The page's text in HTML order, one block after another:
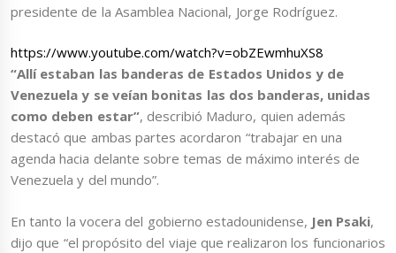
presidente de la Asamblea Nacional, Jorge Rodríguez.
https://www.youtube.com/watch?v=obZEwmhuXS8
“Allí estaban las banderas de Estados Unidos y de
Venezuela y se veían bonitas las dos banderas, unidas
como deben estar”, describió Maduro, quien además
destacó que ambas partes acordaron “trabajar en una
agenda hacia delante sobre temas de máximo interés de
Venezuela y del mundo”.
En tanto la vocera del gobierno estadounidense, Jen Psaki,
dijo que “el propósito del viaje que realizaron los funcionarios